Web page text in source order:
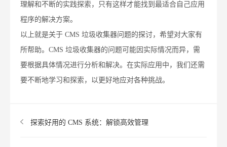
理解和不断的实践探索，只有这样才能找到最适合自己应用
程序的解决方案。
以上就是关于 CMS 垃圾收集器问题的探讨，希望对大家有
所帮助。CMS 垃圾收集器的问题可能因实际情况而异，需
要根据具体情况进行分析和解决。在实际应用中，我们还需
要不断地学习和探索，以更好地应对各种挑战。
探索好用的 CMS 系统：解锁高效管理